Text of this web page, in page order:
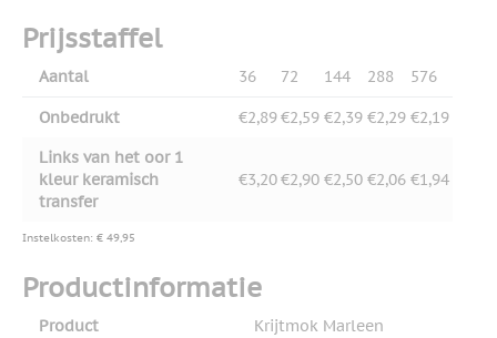
Prijsstaffel
Aantal 36 72 144 288 576
Onbedrukt €2,89€2,59 €2,39 €2,29 €2,19
Links van het oor 1
kleur keramisch
transfer
€3,20€2,90 €2,50 €2,06 €1,94
Instelkosten: € 49,95
Productinformatie
Product
Krijtmok Marleen